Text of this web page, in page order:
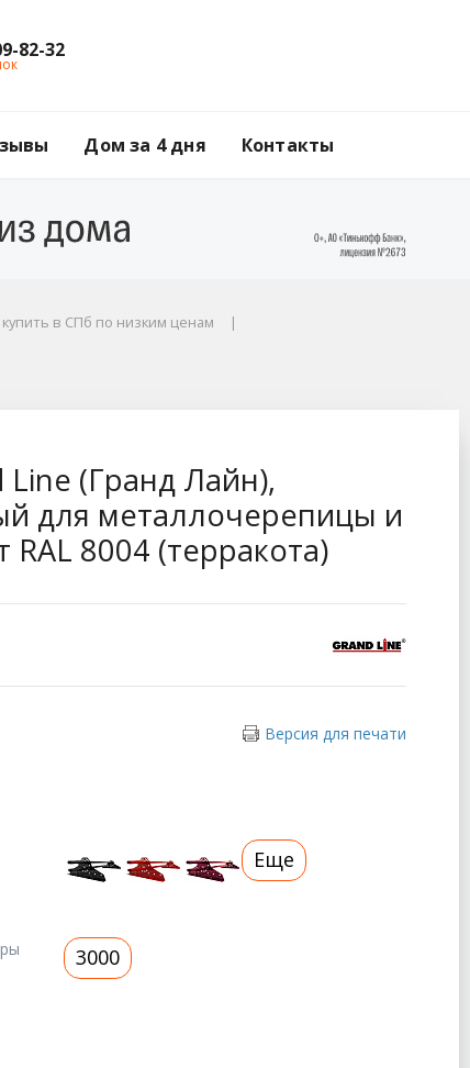
82-32
Дом за 4 дня Контакты
трубчатый
в СПб по низким ценам
(Гранд Лайн),
для металлочерепицы и
8004 (терракота)
Версия для печати
Еще
3000